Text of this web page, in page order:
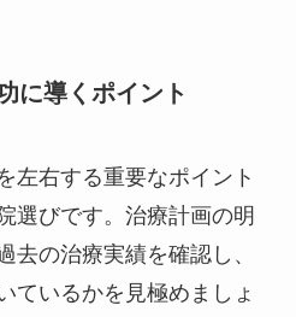
に導くポイント
左右する重要なポイント
選びです。治療計画の明
去の治療実績を確認し、
ているかを見極めましょ